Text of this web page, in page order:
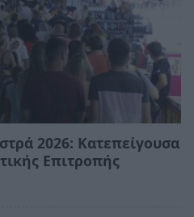
2026: Κατεπείγουσα
Επιτροπής